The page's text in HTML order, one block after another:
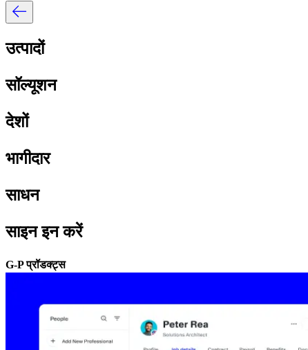
उत्पादों​​
सॉल्यूशन​​
देशों​​
भागीदार​​
साधन​​
साइन इन करें​​
G-P प्रॉडक्ट्स​​